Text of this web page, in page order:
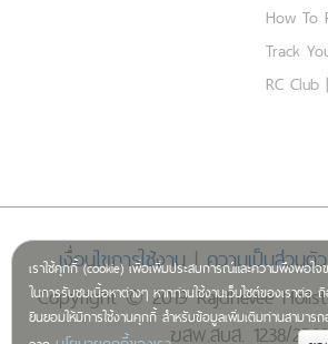
เราใช้คุกกี้ (cookie) เพื่อเพิ่มประสบการณ์และความพึงพอใ
ในการรับชมเนื้อหาต่างๆ หากท่านใช้งานเว็บไซต์ของเราต่อ
ยินยอมให้มีการใช้งานคุกกี้ สำหรับข้อมูลเพิ่มเติมท่านสามารถ
How To
Track
RC
เงื่อนไขการใช้งาน|ความเป็นส่วนตัว
Copyright © 2019 Rajdhevee
ฆสพ.สบส. 1238/2562